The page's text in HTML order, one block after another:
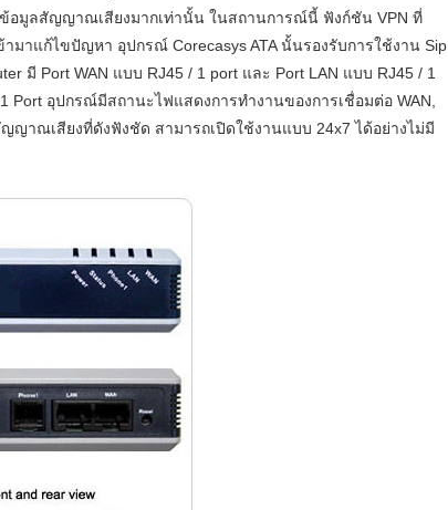
ข้อมูลสัญญาณเสียงมากเท่านั้น ในสถานการณ์นี้ ฟังก์ชัน VPN ที่
มาแก้ไขปัญหา อุปกรณ์ Corecasys ATA นั้นรองรับการใช้งาน Sip
มี Port WAN แบบ RJ45 / 1 port และ Port LAN แบบ RJ45 / 1
Port อุปกรณ์มีสถานะไฟแสดงการทำงานของการเชื่อมต่อ WAN,
ญาณเสียงที่ดังฟังชัด สามารถเปิดใช้งานแบบ 24x7 ได้อย่างไม่มี